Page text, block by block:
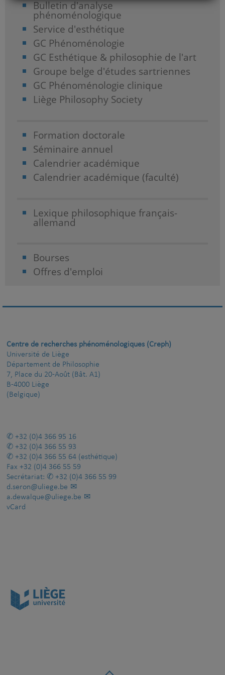
Bulletin d'analyse
phénoménologique
Service d'esthétique
GC Phénoménologie
GC Esthétique & philosophie de l'art
Groupe belge d'études sartriennes
GC Phénoménologie clinique
Liège Philosophy Society
Formation doctorale
Séminaire annuel
Calendrier académique
Calendrier académique (faculté)
Lexique philosophique français-
allemand
Bourses
Offres d'emploi
Centre de recherches phénoménologiques (Creph)
Université de Liège
Département de Philosophie
7, Place du 20-Août (Bât. A1)
B-4000 Liège
(Belgique)
+32 (0)4 366 95 16
+32 (0)4 366 55 93
+32 (0)4 366 55 64 (esthétique)
Fax +32 (0)4 366 55 59
Secrétariat:
+32 (0)4 366 55 99
d.seron@uliege.be
a.dewalque@uliege.be
vCard